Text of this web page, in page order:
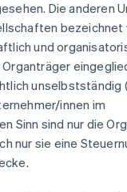
Die anderen
bezeichnet
und
unselbstständig
innen im
Sinn sind nur die
nur sie eine